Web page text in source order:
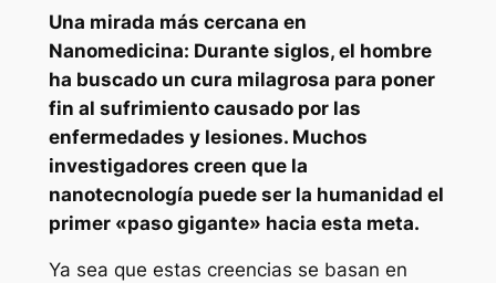
Una mirada más cercana en
Nanomedicina: Durante siglos, el hombre
ha buscado un cura milagrosa para poner
fin al sufrimiento causado por las
enfermedades y lesiones. Muchos
investigadores creen que la
nanotecnología puede ser la humanidad el
primer «paso gigante» hacia esta meta.
Ya sea que estas creencias se basan en